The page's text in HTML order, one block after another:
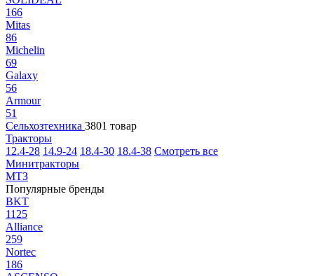
166
Mitas
86
Michelin
69
Galaxy
56
Armour
51
Сельхозтехника 3801 товар
Тракторы
12.4-28 14.9-24 18.4-30 18.4-38 Смотреть все
Минитракторы
МТЗ
Популярные бренды
BKT
1125
Alliance
259
Nortec
186